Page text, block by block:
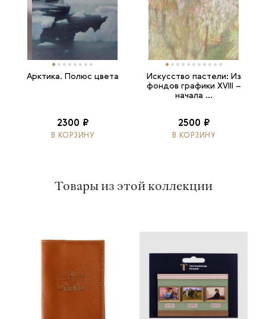
Арктика. Полюс цвета
2300 ₽
В КОРЗИНУ
Искусство пастели: Из
фондов графики XVIII –
начала ...
2500 ₽
В КОРЗИНУ
Товары из этой коллекции